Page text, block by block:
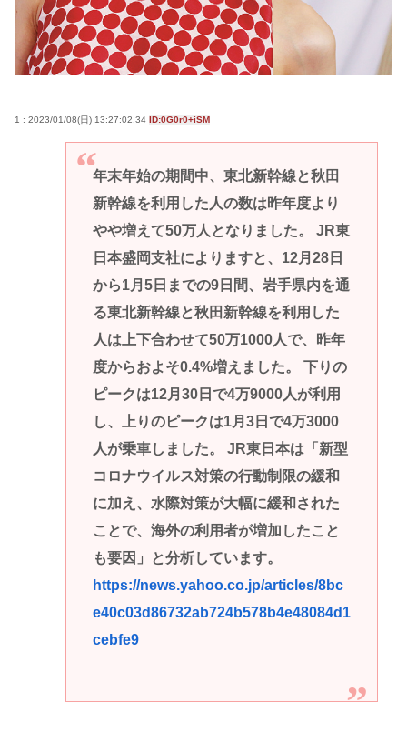
1 : 2023/01/08(日) 13:27:02.34 ID:0G0r0+iSM
年末年始の期間中、東北新幹線と秋田
新幹線を利用した人の数は昨年度より
やや増えて50万人となりました。 JR東
日本盛岡支社によりますと、12月28日
から1月5日までの9日間、岩手県内を通
る東北新幹線と秋田新幹線を利用した
人は上下合わせて50万1000人で、昨年
度からおよそ0.4%増えました。 下りの
ピークは12月30日で4万9000人が利用
し、上りのピークは1月3日で4万3000
人が乗車しました。 JR東日本は「新型
コロナウイルス対策の行動制限の緩和
に加え、水際対策が大幅に緩和された
ことで、海外の利用者が増加したこと
も要因」と分析しています。
https://news.yahoo.co.jp/articles/8bc
e40c03d86732ab724b578b4e48084d1
cebfe9